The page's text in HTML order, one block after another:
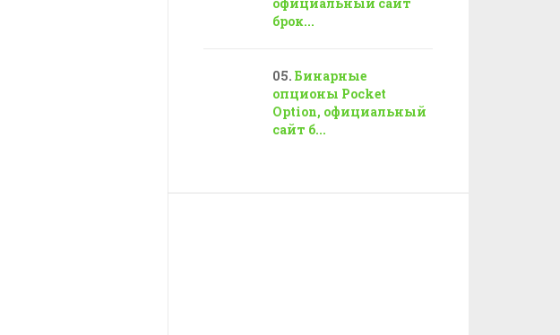
брок...
Бинарные
опционы Pocket
Option, официальный
сайт б...